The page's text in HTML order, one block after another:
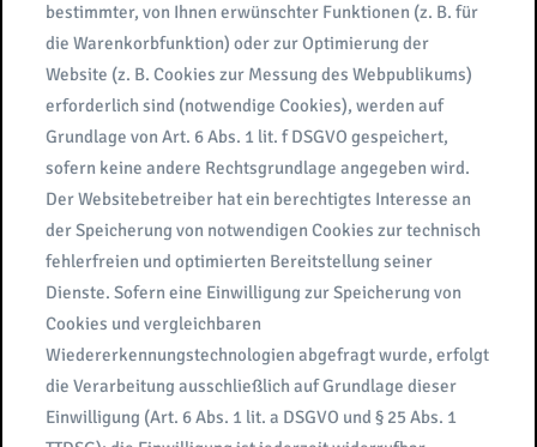
bestimmter, von Ihnen erwünschter Funktionen (z. B. für
die Warenkorbfunktion) oder zur Optimierung der
Website (z. B. Cookies zur Messung des Webpublikums)
erforderlich sind (notwendige Cookies), werden auf
Grundlage von Art. 6 Abs. 1 lit. f DSGVO gespeichert,
sofern keine andere Rechtsgrundlage angegeben wird.
Der Websitebetreiber hat ein berechtigtes Interesse an
der Speicherung von notwendigen Cookies zur technisch
fehlerfreien und optimierten Bereitstellung seiner
Dienste. Sofern eine Einwilligung zur Speicherung von
Cookies und vergleichbaren
Wiedererkennungstechnologien abgefragt wurde, erfolgt
die Verarbeitung ausschließlich auf Grundlage dieser
Einwilligung (Art. 6 Abs. 1 lit. a DSGVO und § 25 Abs. 1